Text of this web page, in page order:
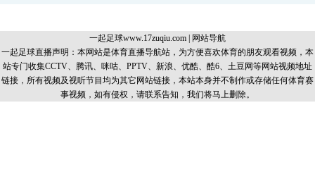
一起足球www.17zuqiu.com | 网站导航
一起足球直播声明：本网站是体育直播导航站，为方便喜欢体育的朋友观看视频，本
站专门收集CCTV、腾讯、咪咕、PPTV、新浪、优酷、酷6、土豆网等网站视频地址
链接，所有视频及视听节目均为其它网站链接，本站本身并不制作或存储任何体育赛
事视频，如有侵权，请联系告知，我们将马上删除。